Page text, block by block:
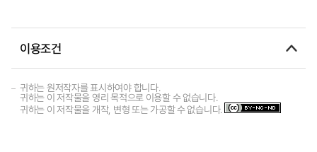
이용조건
귀하는 원저작자를 표시하여야 합니다.
귀하는 이 저작물을 영리 목적으로 이용할 수 없습니다.
귀하는 이 저작물을 개작, 변형 또는 가공할 수 없습니다.